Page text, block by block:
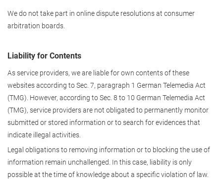
We do not take part in online dispute resolutions at consumer
arbitration boards.
Liability for Contents
As service providers, we are liable for own contents of these
websites according to Sec. 7, paragraph 1 German Telemedia Act
(TMG). However, according to Sec. 8 to 10 German Telemedia Act
(TMG), service providers are not obligated to permanently monitor
submitted or stored information or to search for evidences that
indicate illegal activities.
Legal obligations to removing information or to blocking the use of
information remain unchallenged. In this case, liability is only
possible at the time of knowledge about a specific violation of law.